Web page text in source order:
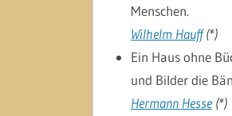
Menschen.
Wilhelm Hauff(*)
Ein Haus ohne
und Bilder die
Hermann Hesse(*)